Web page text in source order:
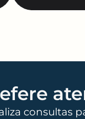
consultas